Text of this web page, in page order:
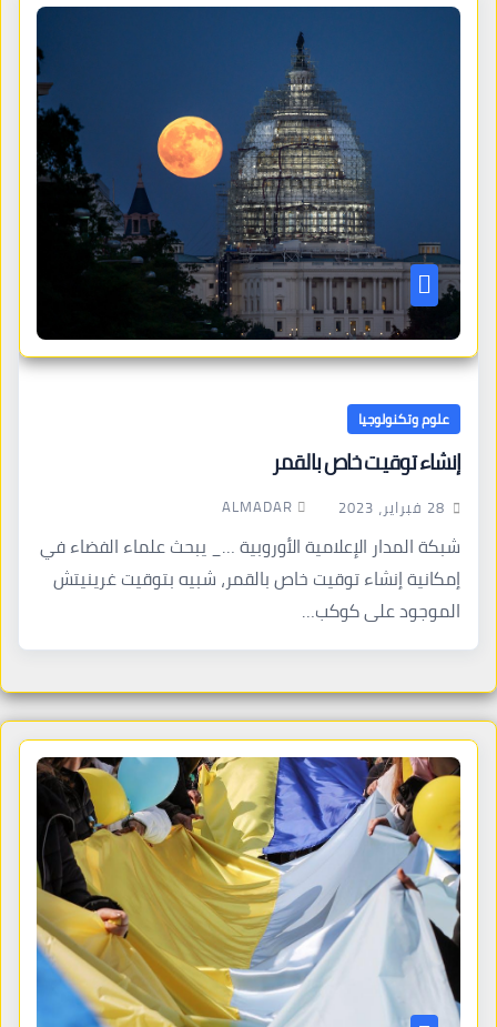
علوم وتكنولوجيا
إنشاء توقيت خاص بالقمر
28 فبراير، 2023 ALMADAR
شبكة المدار الإعلامية الأوروبية …_ يبحث علماء الفضاء في
إمكانية إنشاء توقيت خاص بالقمر، شبيه بتوقيت غرينيتش
الموجود على كوكب…